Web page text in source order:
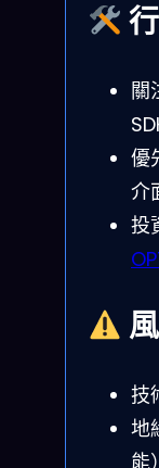
關
優
介
投
技
地
能）